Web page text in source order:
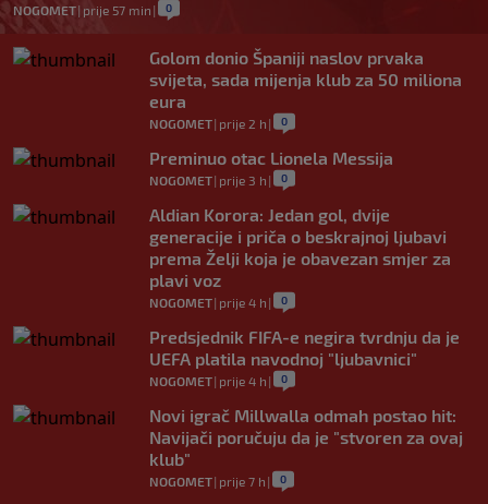
NOGOMET| prije 57 min | 0
Golom donio Španiji naslov prvaka
svijeta, sada mijenja klub za 50 miliona
eura
NOGOMET| prije 2 h | 0
Preminuo otac Lionela Messija
NOGOMET| prije 3 h | 0
Aldian Korora: Jedan gol, dvije
generacije i priča o beskrajnoj ljubavi
prema Želji koja je obavezan smjer za
plavi voz
NOGOMET| prije 4 h | 0
Predsjednik FIFA-e negira tvrdnju da je
UEFA platila navodnoj "ljubavnici"
NOGOMET| prije 4 h | 0
Novi igrač Millwalla odmah postao hit:
Navijači poručuju da je "stvoren za ovaj
klub"
NOGOMET| prije 7 h | 0